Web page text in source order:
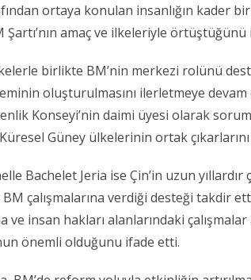
ortaya konulan insanlığın kader
Şartı’nın amaç ve ilkeleriyle
birlikte BM’nin merkezi rolünü
oluşturulmasını ilerletmeye
Konseyi’nin daimi üyesi olarak
Güney ülkelerinin ortak çıkarlarını
Bachelet Jeria ise Çin’in uzun yıllardır
BM çalışmalarına verdiği desteği takdir
ve insan hakları alanlarındaki
önemli olduğunu ifade etti.